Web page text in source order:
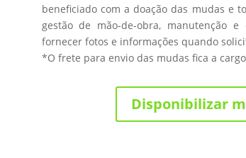
beneficiado com a doação das mudas e
gestão de mão-de-obra, manutenção
fornecer fotos e informações quando
*O frete para envio das mudas fica a
Disponibilizar